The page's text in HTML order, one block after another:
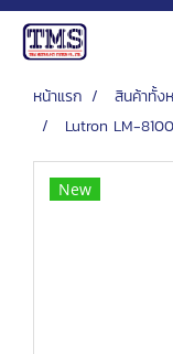
หน้าแรก สินค้าทั้ง
Lutron LM-
New